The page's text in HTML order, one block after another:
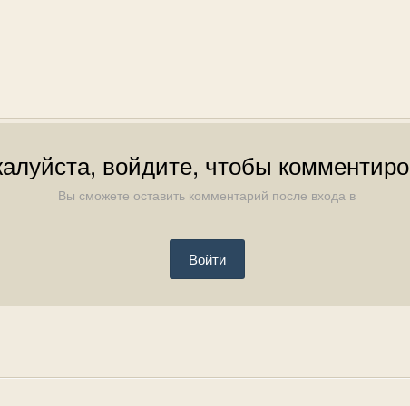
войдите, чтобы
Вы сможете оставить комментарий после входа в
Войти